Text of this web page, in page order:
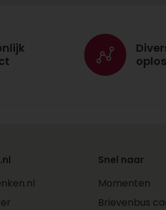
met
Snel naar
Momenten
Brievenbus